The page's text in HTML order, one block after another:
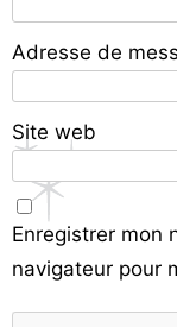
Adresse de
Site web
Enregistrer mon
navigateur pour